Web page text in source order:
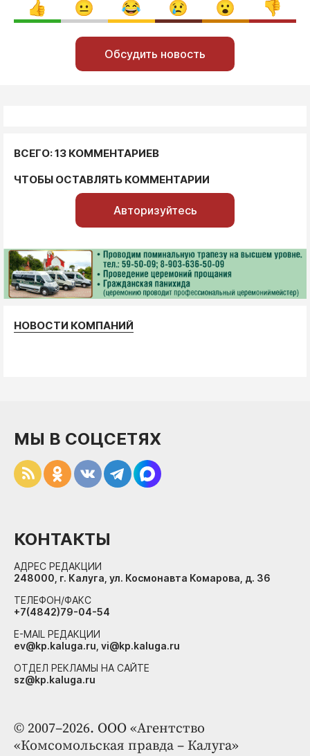
Обсудить новость
ВСЕГО: 13 КОММЕНТАРИЕВ
ЧТОБЫ ОСТАВЛЯТЬ КОММЕНТАРИИ
Авторизуйтесь
НОВОСТИ КОМПАНИЙ
© 2007–2026. ООО «Агентство
«Комсомольская правда – Калуга»
МЫ В СОЦСЕТЯХ
КОНТАКТЫ
АДРЕС РЕДАКЦИИ
248000, г. Калуга, ул. Космонавта Комарова, д. 36
ТЕЛЕФОН/ФАКС
+7(4842)79-04-54
E-MAIL РЕДАКЦИИ
ev@kp.kaluga.ru, vi@kp.kaluga.ru
ОТДЕЛ РЕКЛАМЫ НА САЙТЕ
sz@kp.kaluga.ru